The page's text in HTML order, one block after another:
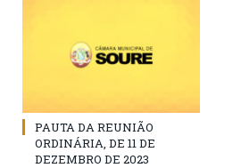
PAUTA DA REUNIÃO
ORDINÁRIA, DE 11 DE
DEZEMBRO DE 2023